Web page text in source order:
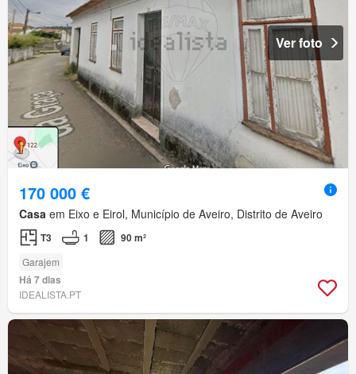
Ver foto
170 000 €
Casa em Eixo e Eirol, Município de Aveiro, Distrito de Aveiro
T3 1 90 m²
Garajem
Há 7 dias
IDEALISTA.PT